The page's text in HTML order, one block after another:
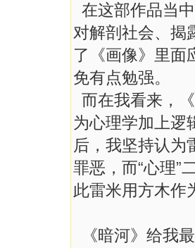
在这部作品当
对解剖社会、揭
了《画像》里面
免有点勉强。
而在我看来，
为心理学加上逻
后，我坚持认为
罪恶，而“心理”
此雷米用方木作
《暗河》给我